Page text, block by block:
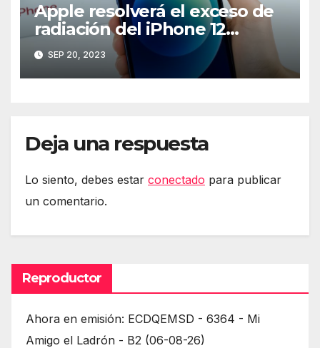
Apple resolverá el exceso de
radiación del iPhone 12
mediante software
SEP 20, 2023
Deja una respuesta
Lo siento, debes estar conectado para publicar
un comentario.
Reproductor
Ahora en emisión: ECDQEMSD - 6364 - Mi
Amigo el Ladrón - B2 (06-08-26)